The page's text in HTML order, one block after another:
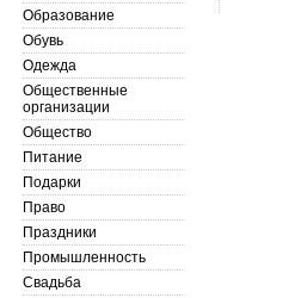
Образование
Обувь
Одежда
Общественные
организации
Общество
Питание
Подарки
Право
Праздники
Промышленность
Свадьба